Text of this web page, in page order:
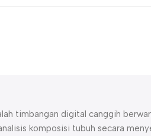
timbangan digital canggih
komposisi tubuh secara